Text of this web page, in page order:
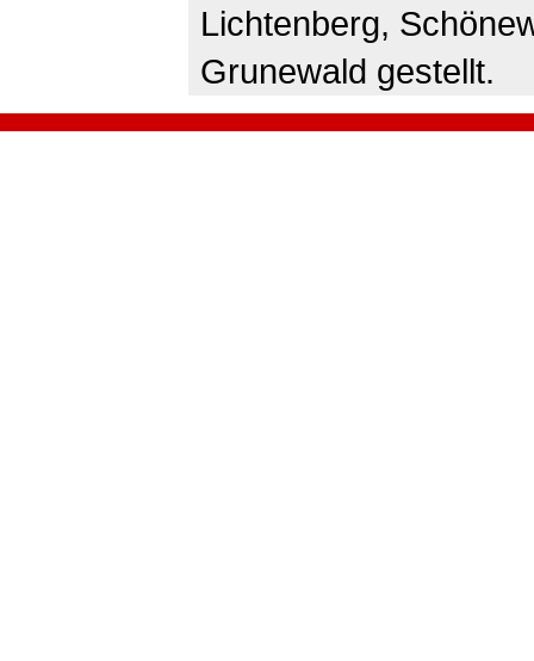
Lichtenberg,
Grunewald gestellt.